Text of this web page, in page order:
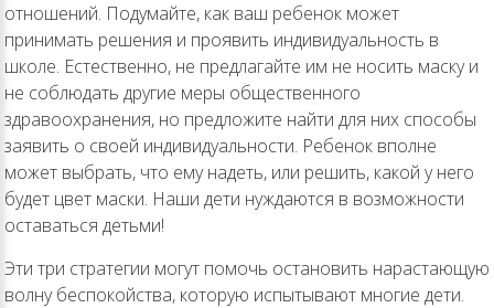
отношений. Подумайте, как ваш ребенок может
принимать решения и проявить индивидуальность в
школе. Естественно, не предлагайте им не носить маску и
не соблюдать другие меры общественного
здравоохранения, но предложите найти для них способы
заявить о своей индивидуальности. Ребенок вполне
может выбрать, что ему надеть, или решить, какой у него
будет цвет маски. Наши дети нуждаются в возможности
оставаться детьми!
Эти три стратегии могут помочь остановить нарастающую
волну беспокойства, которую испытывают многие дети.